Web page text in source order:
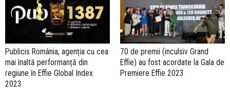
Publicis România, agenția cu cea
mai înaltă performanță din
regiune în Effie Global Index
2023
70 de premii (inculsiv Grand
Effie) au fost acordate la Gala de
Premiere Effie 2023